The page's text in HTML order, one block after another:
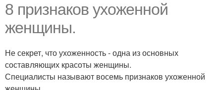
8 признаков ухоженной
женщины.
Не секрет, что ухоженность - одна из основных
составляющих красоты женщины.
Специалисты называют восемь признаков ухоженной